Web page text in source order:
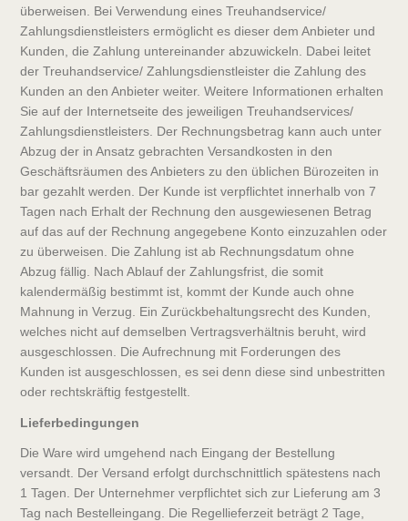
überweisen. Bei Verwendung eines Treuhandservice/
Zahlungsdienstleisters ermöglicht es dieser dem Anbieter und
Kunden, die Zahlung untereinander abzuwickeln. Dabei leitet
der Treuhandservice/ Zahlungsdienstleister die Zahlung des
Kunden an den Anbieter weiter. Weitere Informationen erhalten
Sie auf der Internetseite des jeweiligen Treuhandservices/
Zahlungsdienstleisters. Der Rechnungsbetrag kann auch unter
Abzug der in Ansatz gebrachten Versandkosten in den
Geschäftsräumen des Anbieters zu den üblichen Bürozeiten in
bar gezahlt werden. Der Kunde ist verpflichtet innerhalb von 7
Tagen nach Erhalt der Rechnung den ausgewiesenen Betrag
auf das auf der Rechnung angegebene Konto einzuzahlen oder
zu überweisen. Die Zahlung ist ab Rechnungsdatum ohne
Abzug fällig. Nach Ablauf der Zahlungsfrist, die somit
kalendermäßig bestimmt ist, kommt der Kunde auch ohne
Mahnung in Verzug. Ein Zurückbehaltungsrecht des Kunden,
welches nicht auf demselben Vertragsverhältnis beruht, wird
ausgeschlossen. Die Aufrechnung mit Forderungen des
Kunden ist ausgeschlossen, es sei denn diese sind unbestritten
oder rechtskräftig festgestellt.
Lieferbedingungen
Die Ware wird umgehend nach Eingang der Bestellung
versandt. Der Versand erfolgt durchschnittlich spätestens nach
1 Tagen. Der Unternehmer verpflichtet sich zur Lieferung am 3
Tag nach Bestelleingang. Die Regellieferzeit beträgt 2 Tage,